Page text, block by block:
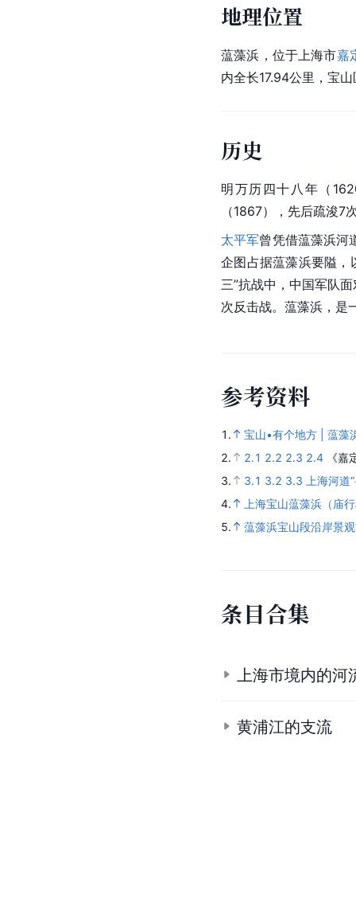
地理位置
蕰藻浜，位于 上海市嘉
内全长17.94公里，宝
历史
明万历四十八年（
（1867），先后疏浚
太平军曾凭借蕰藻浜河
企图占据蕰藻浜要隘，
三”抗战中，中国军队
次反击战。蕰藻浜，是
参考资料
1.
宝山•有个地方 | 蕰藻
2.
2.1 2.2 2.3 2.4
《
3.
3.1 3.2 3.3
上海河
4.
上海宝山蕰藻浜（庙
5.
蕰藻浜宝山段沿岸景
条目合集
上海市境内的河
黄浦江的支流